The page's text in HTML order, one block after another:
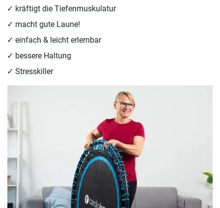
kräftigt die Tiefenmuskulatur
macht gute Laune!
einfach & leicht erlernbar
bessere Haltung
Stresskiller